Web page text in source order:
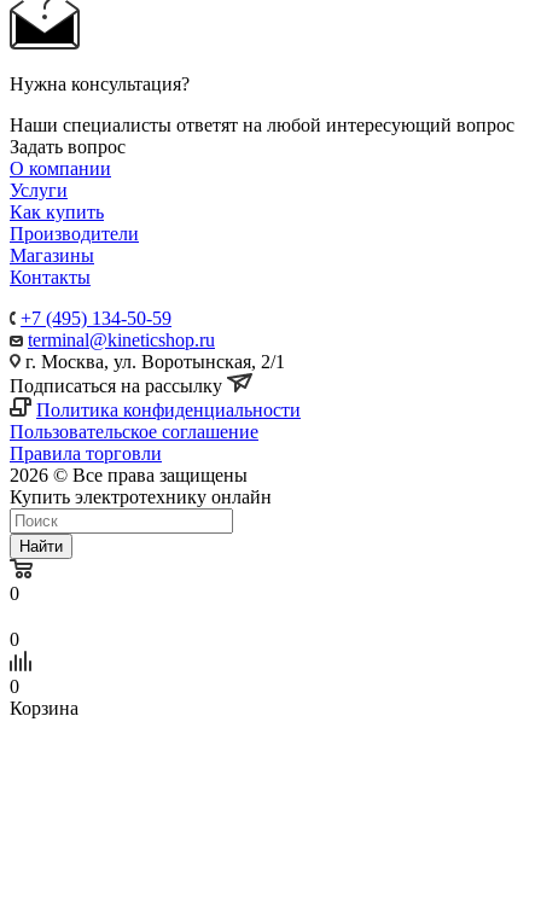
Нужна консультация?
Наши специалисты ответят на любой интересующий вопрос
Задать вопрос
О компании
Услуги
Как купить
Производители
Магазины
Контакты
+7 (495) 134-50-59
terminal@kineticshop.ru
г. Москва, ул. Воротынская, 2/1
Подписаться на рассылку
Политика конфиденциальности
Пользовательское соглашение
Правила торговли
2026 © Все права защищены
Купить электротехнику онлайн
Найти
0
0
0
Корзина